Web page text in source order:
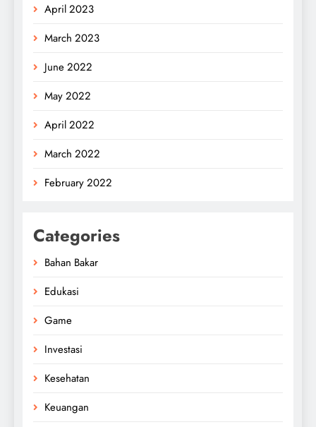
April 2023
March 2023
June 2022
May 2022
April 2022
March 2022
February 2022
Categories
Bahan Bakar
Edukasi
Game
Investasi
Kesehatan
Keuangan